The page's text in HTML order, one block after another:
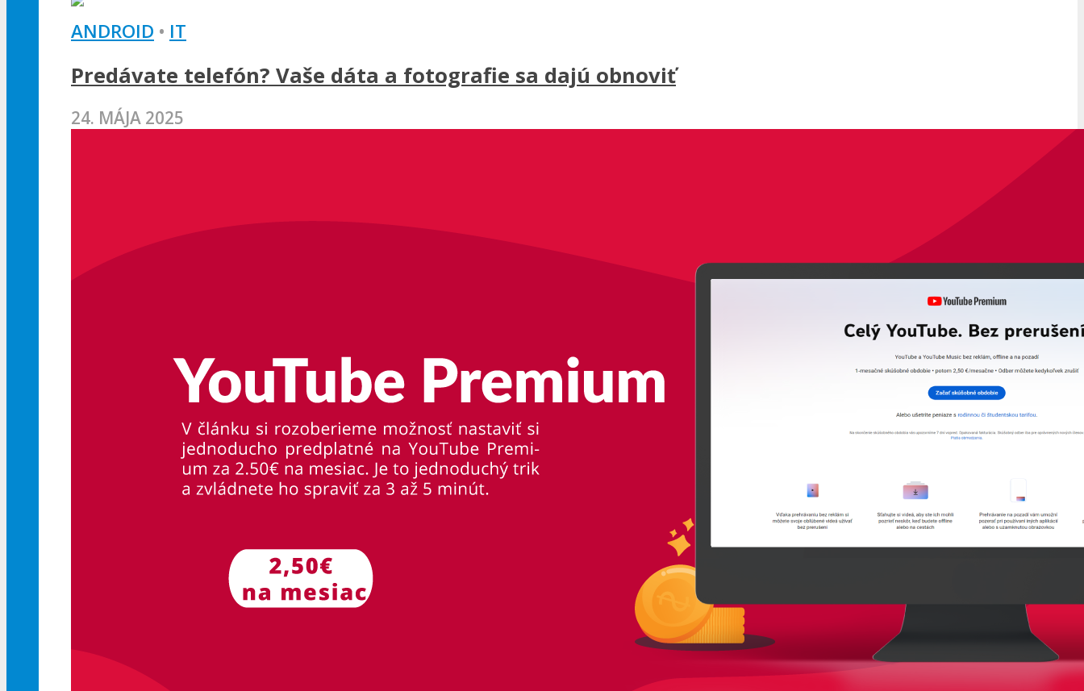
ANDROID • IT
Predávate telefón? Vaše dáta a fotografie sa dajú obnoviť
24. MÁJA 2025